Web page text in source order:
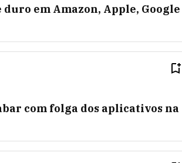
duro em Amazon, Apple, Google
com folga dos aplicativos na